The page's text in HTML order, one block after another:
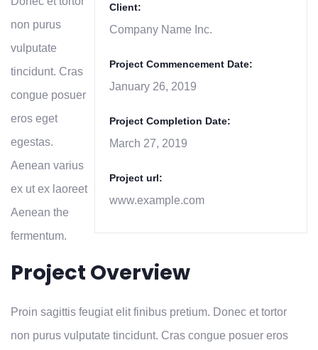
Client:
Company Name Inc.
Project Commencement Date:
January 26, 2019
Project Completion Date:
March 27, 2019
Project url:
www.example.com
non purus
vulputate
tincidunt. Cras
congue posuer
eros eget
egestas.
Aenean varius
ex ut ex laoreet
Aenean the
fermentum.
Project Overview
Proin sagittis feugiat elit finibus pretium. Donec et tortor
non purus vulputate tincidunt. Cras congue posuer eros